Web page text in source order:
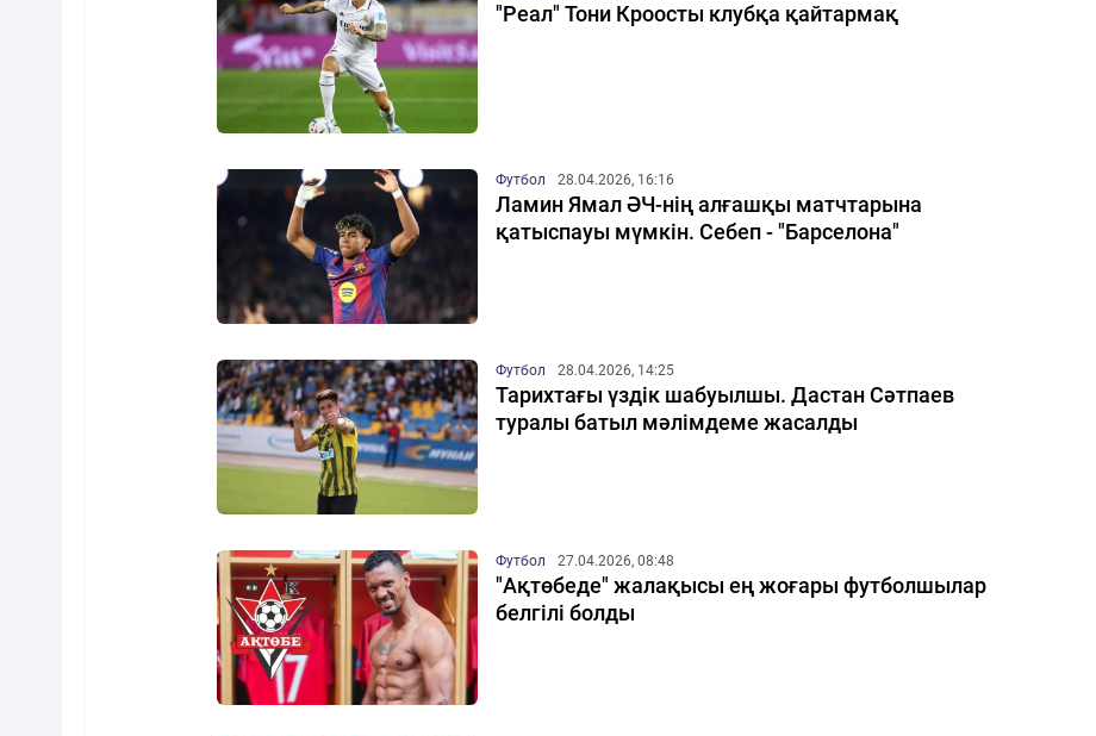
"Реал" Тони Кроосты клубқа қайтармақ
Футбол 28.04.2026, 16:16
Ламин Ямал ӘЧ-нің алғашқы матчтарына
қатыспауы мүмкін. Себеп - "Барселона"
Футбол 28.04.2026, 14:25
Тарихтағы үздік шабуылшы. Дастан Сәтпаев
туралы батыл мәлімдеме жасалды
Футбол 27.04.2026, 08:48
"Ақтөбеде" жалақысы ең жоғары футболшылар
белгілі болды